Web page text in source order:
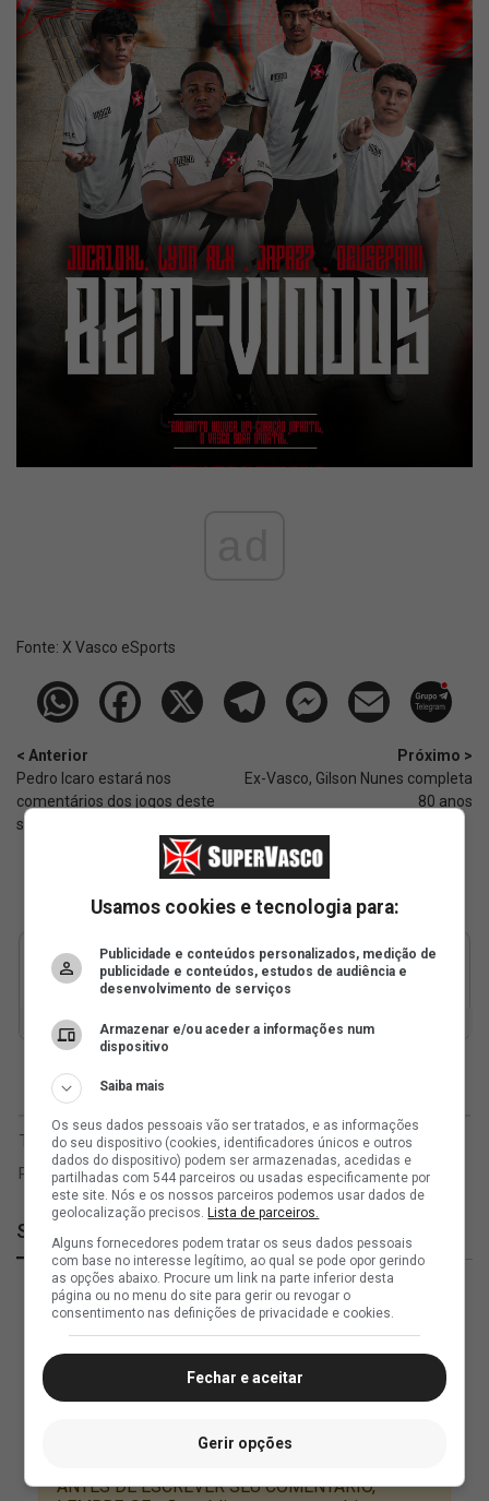
Fonte: X Vasco eSports
< Anterior
Pedro Icaro estará nos
comentários dos jogos deste
sábado (13/06)
Próximo >
Ex-Vasco, Gilson Nunes completa
80 anos
SuperVasco
Usamos cookies e tecnologia para:
Publicidade e conteúdos personalizados, medição de
publicidade e conteúdos, estudos de audiência e
desenvolvimento de serviços
Armazenar e/ou aceder a informações num
dispositivo
Saiba mais
Os seus dados pessoais vão ser tratados, e as informações
do seu dispositivo (cookies, identificadores únicos e outros
dados do dispositivo) podem ser armazenadas, acedidas e
partilhadas com 544 parceiros ou usadas especificamente por
este site. Nós e os nossos parceiros podemos usar dados de
geolocalização precisos.Lista de parceiros.
Alguns fornecedores podem tratar os seus dados pessoais
com base no interesse legítimo, ao qual se pode opor gerindo
as opções abaixo. Procure um link na parte inferior desta
página ou no menu do site para gerir ou revogar o
consentimento nas definições de privacidade e cookies.
Fechar e aceitar
Gerir opções